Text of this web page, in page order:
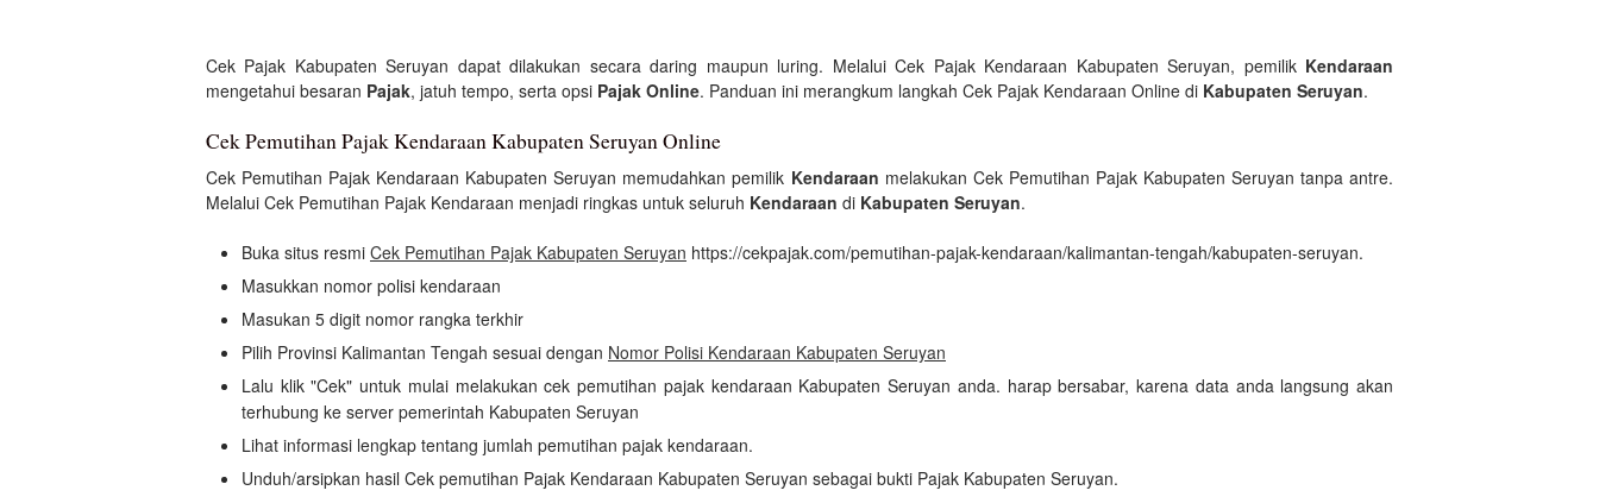
Cek Pajak Kabupaten Seruyan dapat dilakukan secara daring maupun luring. Melalui Cek Pajak Kendaraan Kabupaten Seruyan, pemilik Kendaraan
mengetahui besaran Pajak, jatuh tempo, serta opsi Pajak Online. Panduan ini merangkum langkah Cek Pajak Kendaraan Online di Kabupaten Seruyan.
Cek Pemutihan Pajak Kendaraan Kabupaten Seruyan Online
Cek Pemutihan Pajak Kendaraan Kabupaten Seruyan memudahkan pemilik Kendaraan melakukan Cek Pemutihan Pajak Kabupaten Seruyan tanpa antre.
Melalui Cek Pemutihan Pajak Kendaraan menjadi ringkas untuk seluruh Kendaraan di Kabupaten Seruyan.
Buka situs resmi Cek Pemutihan Pajak Kabupaten Seruyan https://cekpajak.com/pemutihan-pajak-kendaraan/kalimantan-tengah/kabupaten-seruyan.
Masukkan nomor polisi kendaraan
Masukan 5 digit nomor rangka terkhir
Pilih Provinsi Kalimantan Tengah sesuai dengan Nomor Polisi Kendaraan Kabupaten Seruyan
Lalu klik "Cek" untuk mulai melakukan cek pemutihan pajak kendaraan Kabupaten Seruyan anda. harap bersabar, karena data anda langsung akan
terhubung ke server pemerintah Kabupaten Seruyan
Lihat informasi lengkap tentang jumlah pemutihan pajak kendaraan.
Unduh/arsipkan hasil Cek pemutihan Pajak Kendaraan Kabupaten Seruyan sebagai bukti Pajak Kabupaten Seruyan.